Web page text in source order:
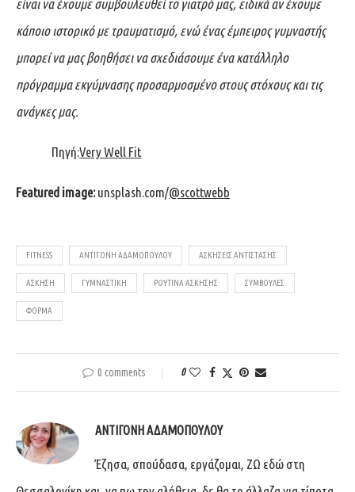
είναι να έχουμε συμβουλευθεί το γιατρό μας, ειδικά αν έχουμε
κάποιο ιστορικό με τραυματισμό, ενώ ένας έμπειρος γυμναστής
μπορεί να μας βοηθήσει να σχεδιάσουμε ένα κατάλληλο
πρόγραμμα εκγύμνασης προσαρμοσμένο στους στόχους και τις
ανάγκες μας.
Πηγή:Very Well Fit
Featured image:unsplash.com/@scottwebb
FITNESS ΑΝΤΙΓΌΝΗ ΑΔΑΜΟΠΟΎΛΟΥ ΑΣΚΉΣΕΙΣ ΑΝΤΊΣΤΑΣΗΣ
ΆΣΚΗΣΗ ΓΥΜΝΑΣΤΙΚΉ ΡΟΥΤΊΝΑ ΆΣΚΗΣΗΣ ΣΥΜΒΟΥΛΈΣ
ΦΌΡΜΑ
0 comments 0
ΑΝΤΙΓΌΝΗ ΑΔΑΜΟΠΟΎΛΟΥ
Έζησα, σπούδασα, εργάζομαι, ΖΩ εδώ στη